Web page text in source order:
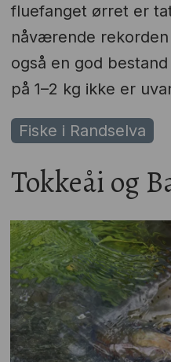
fluefanget ørret er
nåværende rekorden
også en god
på 1–2 kg ikke er
Fiske i Randselva
Tokkeåi og